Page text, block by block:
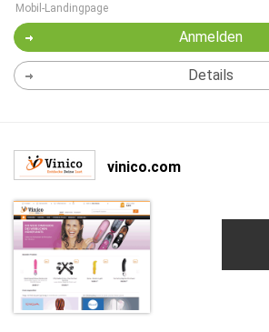
Mobil-Landingpage
Anmelden
Details
vinico.com